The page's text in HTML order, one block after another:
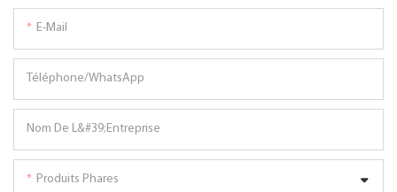
E-Mail
Téléphone/WhatsApp
Nom De L&#39;entreprise
Produits Phares